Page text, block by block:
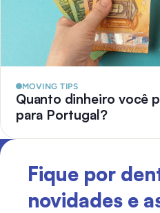
MOVING TIPS
Quanto dinheiro você
para Portugal?
Fique por
novidades e